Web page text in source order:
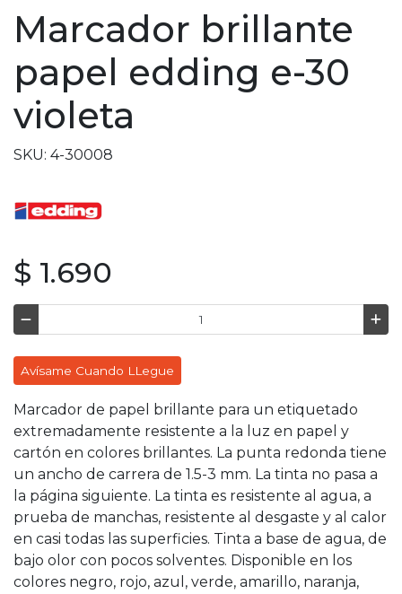
Marcador brillante
papel edding e-30
violeta
SKU: 4-30008
$ 1.690
Avísame Cuando LLegue
Marcador de papel brillante para un etiquetado
extremadamente resistente a la luz en papel y
cartón en colores brillantes. La punta redonda tiene
un ancho de carrera de 1.5-3 mm. La tinta no pasa a
la página siguiente. La tinta es resistente al agua, a
prueba de manchas, resistente al desgaste y al calor
en casi todas las superficies. Tinta a base de agua, de
bajo olor con pocos solventes. Disponible en los
colores negro, rojo, azul, verde, amarillo, naranja,